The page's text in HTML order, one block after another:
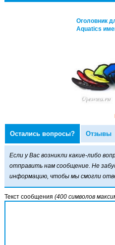
Оголовник
Aquatics
для маски
именной
Остались вопросы? Отзывы
Если у Вас возникли какие-либо
отправить нам сообщение. Не
информацию, чтобы мы смогли
Текст сообщения (400 символов